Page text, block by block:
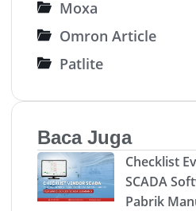
Moxa
Omron Article
Patlite
Baca Juga
Checklist
SCADA
Pabrik